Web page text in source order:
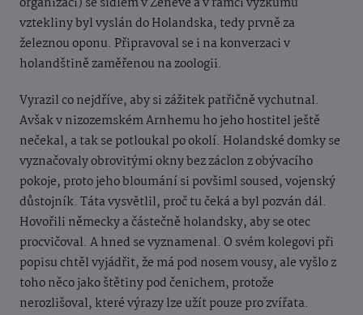
vztekliny byl vyslán do Holandska, tedy prvně za
železnou oponu. Připravoval se i na konverzaci v
holandštině zaměřenou na zoologii.
Vyrazil co nejdříve, aby si zážitek patřičně vychutnal.
Avšak v nizozemském Arnhemu ho jeho hostitel ještě
nečekal, a tak se potloukal po okolí. Holandské domky se
vyznačovaly obrovitými okny bez záclon z obývacího
pokoje, proto jeho bloumání si povšiml soused, vojenský
důstojník. Táta vysvětlil, proč tu čeká a byl pozván dál.
Hovořili německy a částečně holandsky, aby se otec
procvičoval. A hned se vyznamenal. O svém kolegovi při
popisu chtěl vyjádřit, že má pod nosem vousy, ale vyšlo z
toho něco jako štětiny pod čenichem, protože
nerozlišoval, které výrazy lze užít pouze pro zvířata.